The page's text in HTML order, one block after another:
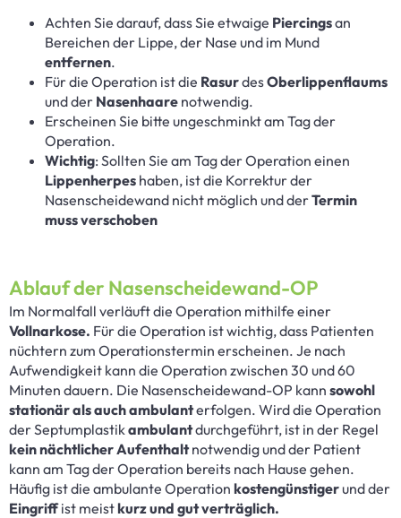
Achten Sie darauf, dass Sie etwaige Piercingsan
Bereichen der Lippe, der Nase und im Mund
entfernen.
Für die Operation ist die RasurdesOberlippenflaums
und der Nasenhaare notwendig.
Erscheinen Sie bitte ungeschminkt am Tag der
Operation.
Wichtig: Sollten Sie am Tag der Operation einen
Lippenherpes haben, ist die Korrektur der
Nasenscheidewand nicht möglich und derTermin
muss verschoben
Ablauf der Nasenscheidewand-OP
Im Normalfall verläuft die Operation mithilfe einer
Vollnarkose. Für die Operation ist wichtig, dass Patienten
nüchtern zum Operationstermin erscheinen. Je nach
Aufwendigkeit kann die Operation zwischen 30 und 60
Minuten dauern. Die Nasenscheidewand-OP kann sowohl
stationär als auch ambulanterfolgen. Wird die Operation
der Septumplastikambulantdurchgeführt, ist in der Regel
kein nächtlicher Aufenthaltnotwendig und der Patient
kann am Tag der Operation bereits nach Hause gehen.
Häufig ist die ambulante Operation kostengünstigerund der
Eingriffist meistkurz und gut verträglich.